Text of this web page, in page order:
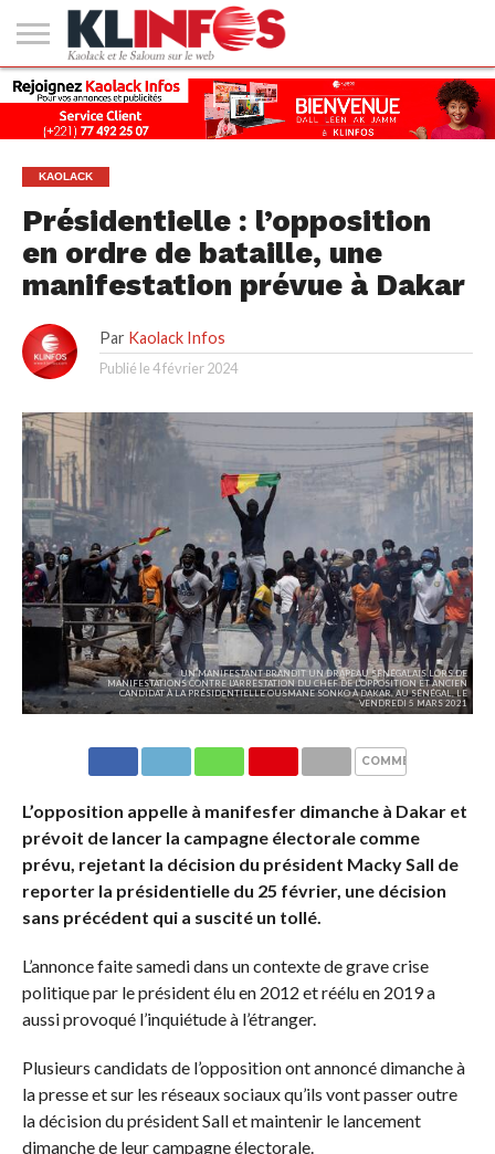
#2
(PAS
DE
TITRE)
KAOLACK
POLITIQUE
ECONOMIE
SOCIÉTÉ
CULTURE
PEOPLE
SPORT
SANTÉ
AFRIQUE
INTERNATIONAL
EMPLOI &
FORMATION
KAOLACK
Présidentielle : l’opposition
en ordre de bataille, une
manifestation prévue à Dakar
Par Kaolack Infos
Publié le4 février 2024
UN MANIFESTANT BRANDIT UN DRAPEAU SÉNÉGALAIS LORS DE
MANIFESTATIONS CONTRE L'ARRESTATION DU CHEF DE L'OPPOSITION ET ANCIEN
CANDIDAT À LA PRÉSIDENTIELLE OUSMANE SONKO À DAKAR, AU SÉNÉGAL, LE
VENDREDI 5 MARS 2021
COMMENTAIRES
L’opposition appelle à manifesfer dimanche à Dakar et
prévoit de lancer la campagne électorale comme
prévu, rejetant la décision du président Macky Sall de
reporter la présidentielle du 25 février, une décision
sans précédent qui a suscité un tollé.
L’annonce faite samedi dans un contexte de grave crise
politique par le président élu en 2012 et réélu en 2019 a
aussi provoqué l’inquiétude à l’étranger.
Plusieurs candidats de l’opposition ont annoncé dimanche à
la presse et sur les réseaux sociaux qu’ils vont passer outre
la décision du président Sall et maintenir le lancement
dimanche de leur campagne électorale.